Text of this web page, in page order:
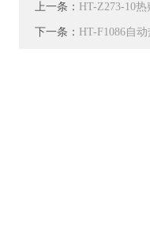
上一条： HT-Z273-10
下一条： HT-F1086自